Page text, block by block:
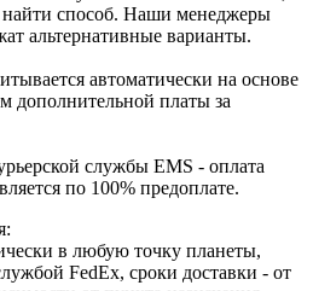
найти способ. Наши менеджеры
альтернативные варианты.
автоматически на основе
платы за
службы EMS - оплата
по 100% предоплате.
в любую точку планеты,
FedEx, сроки доставки - от